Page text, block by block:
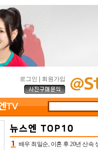
로그인 회원가입